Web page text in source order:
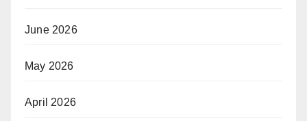
June 2026
May 2026
April 2026